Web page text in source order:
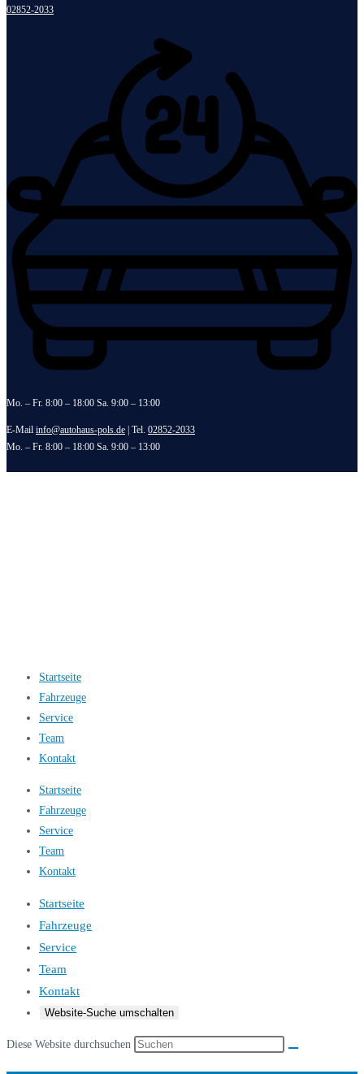
02852-2033
Mo. – Fr. 8:00 – 18:00 Sa. 9:00 – 13:00
E-Mail info@autohaus-pols.de | Tel. 02852-2033
Mo. – Fr. 8:00 – 18:00 Sa. 9:00 – 13:00
Startseite
Fahrzeuge
Service
Team
Kontakt
Startseite
Fahrzeuge
Service
Team
Kontakt
Startseite
Fahrzeuge
Service
Team
Kontakt
Website-Suche umschalten
Diese Website durchsuchen